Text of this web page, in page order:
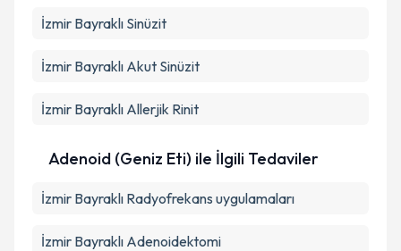
İzmir Bayraklı Sinüzit
İzmir Bayraklı Akut Sinüzit
İzmir Bayraklı Allerjik Rinit
Adenoid (Geniz Eti) ile İlgili Tedaviler
İzmir Bayraklı Radyofrekans uygulamaları
İzmir Bayraklı Adenoidektomi